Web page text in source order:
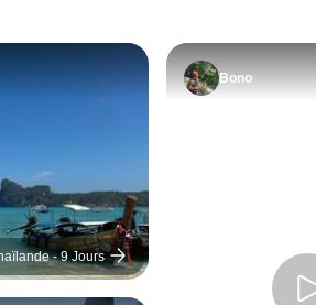
excellent et bien organisé.
- 9 Jours
Bono